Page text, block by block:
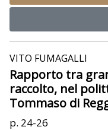
VITO FUMAGALLI
Rapporto tra
raccolto, nel
Tommaso di
p. 24-26